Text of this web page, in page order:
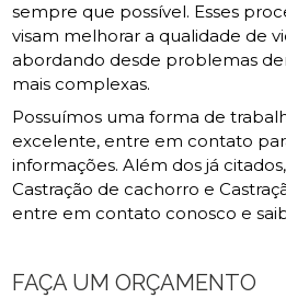
sempre que possível. Esses
visam melhorar a qualidade de
abordando desde problemas
mais complexas.
Possuímos uma forma de
excelente, entre em contato
informações. Além dos já
Castração de cachorro e
entre em contato conosco e
FAÇA UM ORÇAMENTO